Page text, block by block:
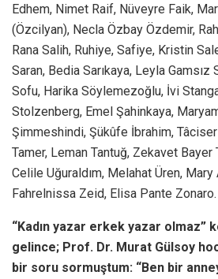
Edhem, Nimet Raif, Nüveyre Faik,
(Özcilyan), Necla Özbay Özdemir,
Rana Salih, Ruhiye, Safiye, Kristin
Saran, Bedia Sarıkaya, Leyla
Sofu, Harika Söylemezoğlu, İvi
Stolzenberg, Emel Şahinkaya,
Şimmeshindi, Şükûfe İbrahim,
Tamer, Leman Tantuğ, Zekavet Bayer
Celile Uğuraldım, Melahat Üren,
Fahrelnissa Zeid, Elisa Pante Zonaro.
“Kadın yazar erkek yazar olmaz”
gelince; Prof. Dr. Murat Gülsoy
bir soru sormuştum: “Ben bir